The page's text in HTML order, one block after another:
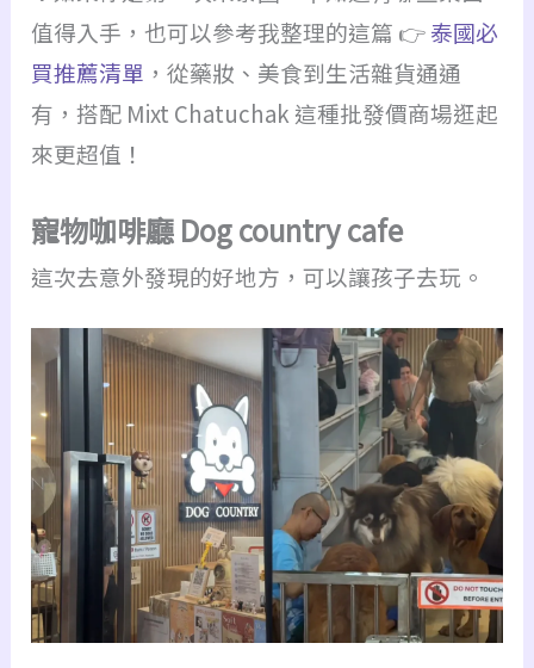
值得入手，也可以參考我整理的這篇 👉泰國必
買推薦清單 ，從藥妝、美食到生活雜貨通通
有，搭配 Mixt Chatuchak 這種批發價商場逛起
來更超值！
寵物咖啡廳 Dog country cafe
這次去意外發現的好地方，可以讓孩子去玩。